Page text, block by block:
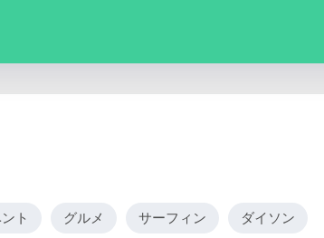
ト グルメ サーフィン ダイソン